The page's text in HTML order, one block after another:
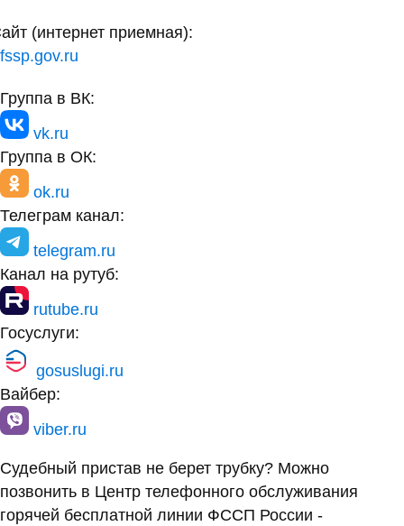
(интернет приемная):
fssp.gov.ru
Группа в ВК:
vk.ru
Группа в ОК:
ok.ru
Телеграм канал:
telegram.ru
Канал на рутуб:
rutube.ru
Госуслуги:
gosuslugi.ru
Вайбер:
viber.ru
Судебный пристав не берет трубку? Можно
позвонить в Центр телефонного обслуживания
горячей бесплатной линии ФССП России -